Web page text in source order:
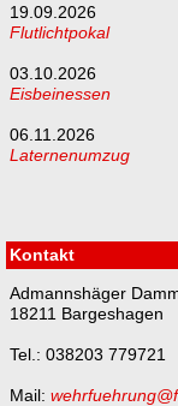
19.09.2026
Flutlichtpokal
03.10.2026
Eisbeinessen
06.11.2026
Laternenumzug
Kontakt
Admannshäger
18211 Bargeshagen
Tel.: 038203 779721
Mail: